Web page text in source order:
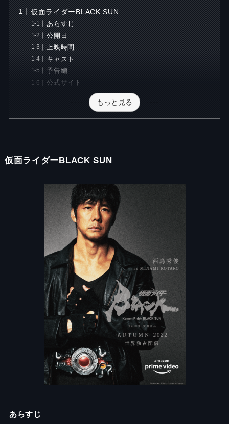
仮面ライダーBLACK SUN
あらすじ
公開日
上映時間
キャスト
予告編
公式サイト
もっと見る
仮面ライダーBLACK SUN
あらすじ